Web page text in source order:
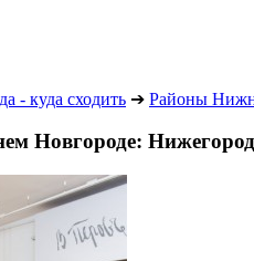
- куда сходить ➔ Районы
Новгороде: